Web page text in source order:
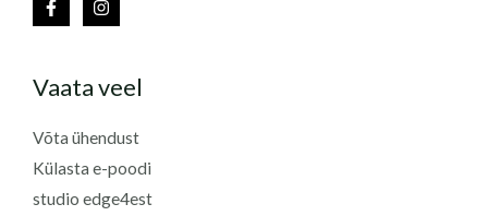
Vaata veel
Võta ühendust
Külasta e-poodi
studio edge4est